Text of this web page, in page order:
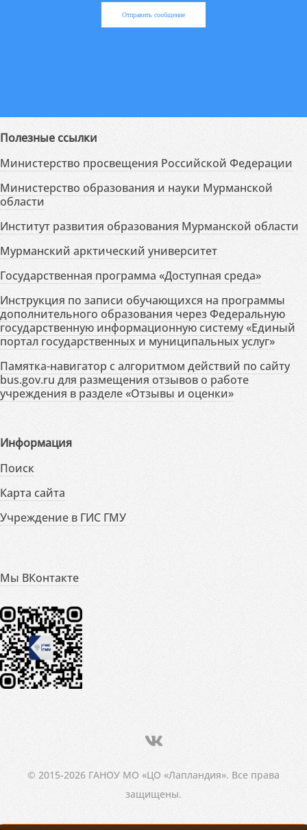
Отправить сообщение
Полезные ссылки
Министерство просвещения Российской Федерации
Министерство образования и науки Мурманской
области
Институт развития образования Мурманской области
Мурманский арктический университет
Государственная программа «Доступная среда»
Инструкция по записи обучающихся на программы
дополнительного образования через Федеральную
государственную информационную систему «Единый
портал государственных и муниципальных услуг»
Памятка-навигатор с алгоритмом действий по сайту
bus.gov.ru для размещения отзывов о работе
учреждения в разделе «Отзывы и оценки»
Информация
Поиск
Карта сайта
Учреждение в ГИС ГМУ
Мы ВКонтакте
© 2015-2026 ГАНОУ МО «ЦО «Лапландия». Все права
защищены.